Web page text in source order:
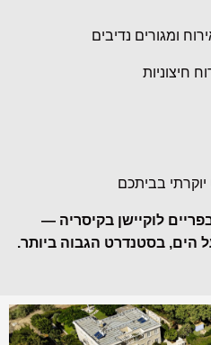
ומגורים נדיבים
חיצוניות
בביתכם
לוקיישן בקיסריה —
הים, בסטנדרט הגבוה ביותר.